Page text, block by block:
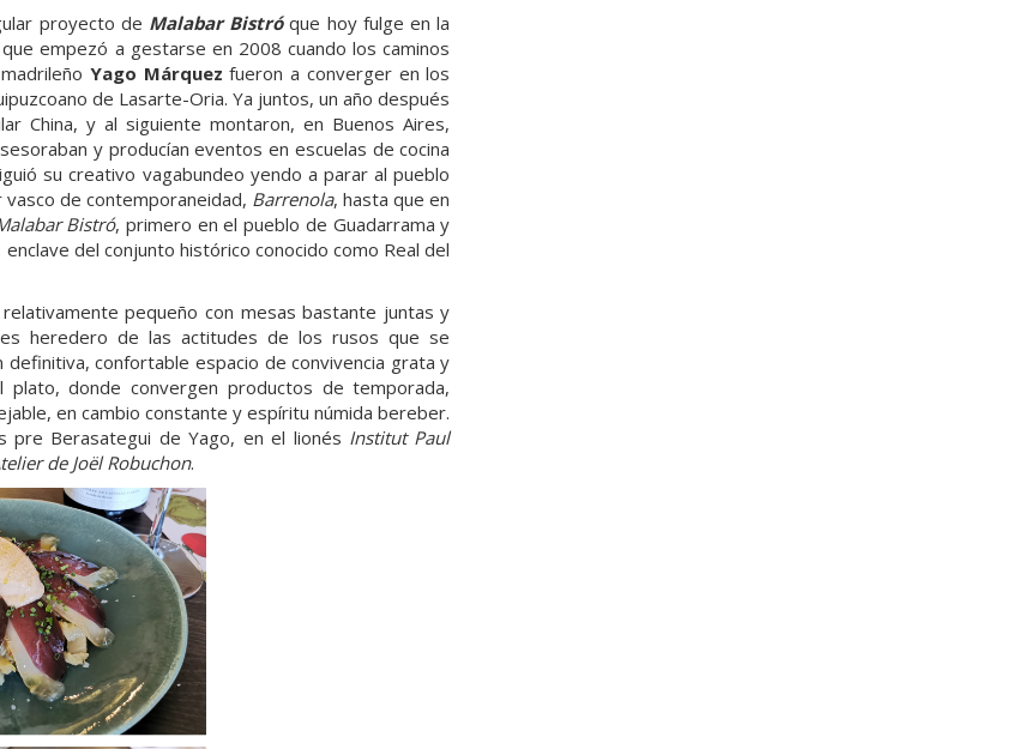
proyecto de Malabar Bistróque hoy fulge en la
empezó a gestarse en 2008 cuando los caminos
Yago Márquez fueron a converger en los
de Lasarte-Oria. Ya juntos, un año después
China, y al siguiente montaron, en Buenos Aires,
y producían eventos en escuelas de cocina
su creativo vagabundeo yendo a parar al pueblo
de contemporaneidad, Barrenola, hasta que en
Bistró, primero en el pueblo de Guadarrama y
del conjunto histórico conocido como Real del
pequeño con mesas bastante juntas y
heredero de las actitudes de los rusos que se
confortable espacio de convivencia grata y
donde convergen productos de temporada,
en cambio constante y espíritu númida bereber.
pre Berasategui de Yago, en el lionés Institut Paul
de Joël Robuchon.